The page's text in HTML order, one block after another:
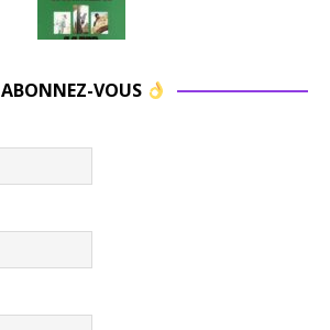
ABONNEZ-VOUS